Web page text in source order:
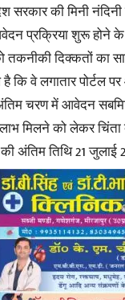
सरकार की मिनी
प्रक्रिया शुरू होने के
दिक्कतों का
कि वे लगातार पोर्टल
चरण में आवेदन सबमिट
मिलने को लेकर चिंता
तिथि 21 जुलाई